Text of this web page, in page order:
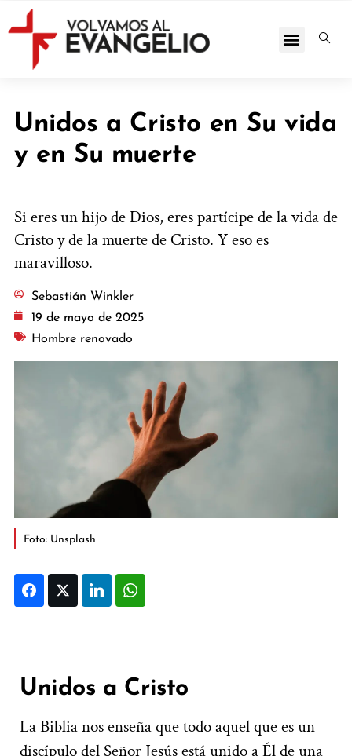
Unidos a Cristo en Su vida
y en Su muerte
Si eres un hijo de Dios, eres partícipe de la vida de
Cristo y de la muerte de Cristo. Y eso es
maravilloso.
Sebastián Winkler
19 de mayo de 2025
Hombre renovado
Foto: Unsplash
FacebookTwitter LinkedIn
Unidos a Cristo
La Biblia nos enseña que todo aquel que es un
discípulo del Señor Jesús está unido a Él de una